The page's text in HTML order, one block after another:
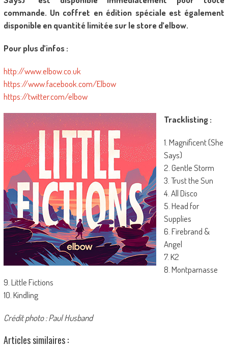
commande. Un coffret en édition spéciale est également
disponible en quantité limitée sur le store d’elbow.
Pour plus d’infos :
http://www.elbow.co.uk
https://www.facebook.com/Elbow
https://twitter.com/elbow
Tracklisting :
1. Magnificent (She
Says)
2. Gentle Storm
3. Trust the Sun
4. All Disco
5. Head for
Supplies
6. Firebrand &
Angel
7. K2
8. Montparnasse
9. Little Fictions
10. Kindling
Crédit photo : Paul Husband
Articles similaires :